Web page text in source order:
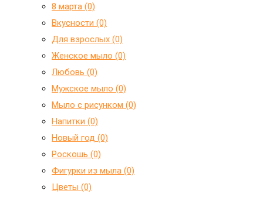
8 марта (0)
Вкусности (0)
Для взрослых (0)
Женское мыло (0)
Любовь (0)
Мужское мыло (0)
Мыло с рисунком (0)
Напитки (0)
Новый год (0)
Роскошь (0)
Фигурки из мыла (0)
Цветы (0)